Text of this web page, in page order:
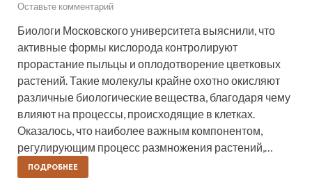
Оставьте комментарий
Биологи Московского университета выяснили, что
активные формы кислорода контролируют
прорастание пыльцы и оплодотворение цветковых
растений. Такие молекулы крайне охотно окисляют
различные биологические вещества, благодаря чему
влияют на процессы, происходящие в клетках.
Оказалось, что наиболее важным компонентом,
регулирующим процесс размножения растений,…
ПОДРОБНЕЕ